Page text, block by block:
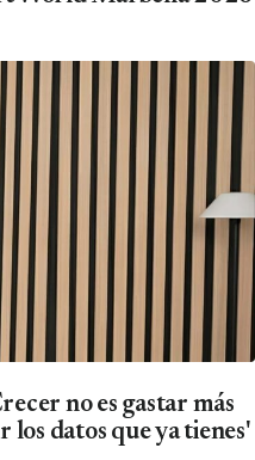
no es gastar más
datos que ya tienes'